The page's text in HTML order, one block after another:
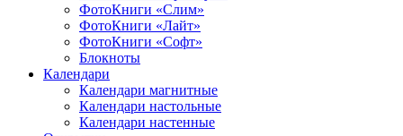
ФотоКниги «Слим»
ФотоКниги «Лайт»
ФотоКниги «Софт»
Блокноты
Календари
Календари магнитные
Календари настольные
Календари настенные